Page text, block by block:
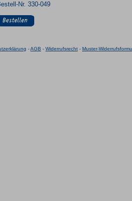
Nr. 330-049
-AGB - Widerrufsrecht - Muster-